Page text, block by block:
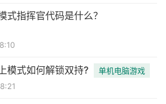
式指挥官代码是什么？
模式如何解锁双持?
单机电脑游戏